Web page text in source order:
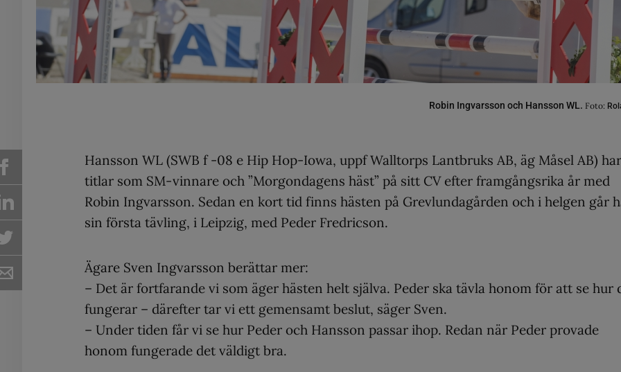
Robin Ingvarsson och Hansson WL. Foto:
Hansson WL (SWB f -08 e Hip Hop-Iowa, uppf Walltorps Lantbruks AB, äg Måsel AB) har
titlar som SM-vinnare och ”Morgondagens häst” på sitt CV efter framgångsrika år med
Robin Ingvarsson. Sedan en kort tid finns hästen på Grevlundagården och i helgen går
sin första tävling, i Leipzig, med Peder Fredricson.
Ägare Sven Ingvarsson berättar mer:
– Det är fortfarande vi som äger hästen helt själva. Peder ska tävla honom för att se hur
fungerar – därefter tar vi ett gemensamt beslut, säger Sven.
– Under tiden får vi se hur Peder och Hansson passar ihop. Redan när Peder provade
honom fungerade det väldigt bra.